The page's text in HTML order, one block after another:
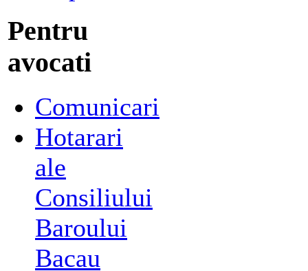
Pentru
avocati
Comunicari
Hotarari
ale
Consiliului
Baroului
Bacau